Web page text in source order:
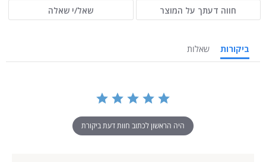
חווה דעתך על המוצר שאל/י שאלה
ביקורות שאלות
היה הראשון לכתוב חוות דעת ביקורת